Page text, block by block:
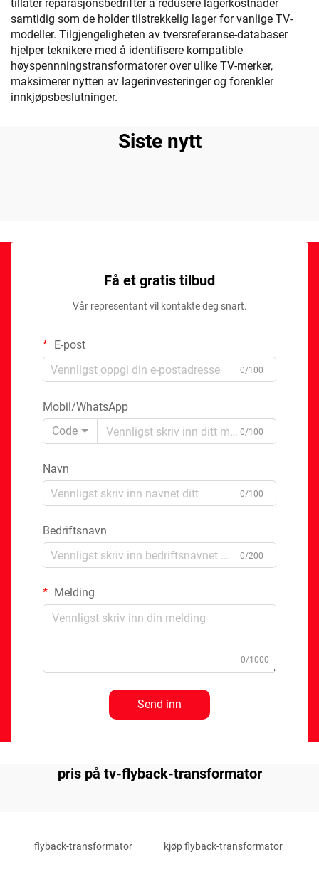
tillater reparasjonsbedrifter å redusere lagerkostnader
samtidig som de holder tilstrekkelig lager for vanlige TV-
modeller. Tilgjengeligheten av tversreferanse-databaser
hjelper teknikere med å identifisere kompatible
høyspennningstransformatorer over ulike TV-merker,
maksimerer nytten av lagerinvesteringer og forenkler
innkjøpsbeslutninger.
Siste nytt
Få et gratis tilbud
Vår representant vil kontakte deg snart.
E-post
0/100
Mobil/WhatsApp
Code
0/100
Navn
0/100
Bedriftsnavn
0/200
Melding
0/1000
Send inn
pris på tv-flyback-transformator
flyback-transformator kjøp flyback-transformator